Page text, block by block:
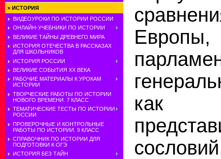
» ИСТОРИЯ
ВИДЕОУРОКИ ПО ИСТОРИИ РОССИИ
ОНЛАЙН-УЧЕБНИКИ ПО ИСТОРИИ
ВЕЛИКИЕ ТАЙНЫ ДРЕВНЕГО МИРА
ИСТОРИЯ ОТЕЧЕСТВА В РАССКАЗАХ
ДЛЯ ШКОЛЬНИКОВ
ИСТОРИЯ РОССИИ
ВЕЛИКИЕ СОБЫТИЯ ХХ ВЕКА
РАБОЧИЕ МАТЕРИАЛЫ К УРОКАМ
ИСТОРИИ
ТВОРЧЕСКИЕ РАБОТЫ ПО ИСТОРИИ
НОВОГО ВРЕМЕНИ. 7 КЛАСС
ТЕМАТИЧЕСКИЕ ТЕСТЫ ПО ИСТОРИИ
РОССИИ
ПРОВЕРОЧНЫЕ И КОНТРОЛЬНЫЕ
РАБОТЫ ПО ИСТОРИИ. 9 КЛАСС
СПРАВОЧНИК ПО ИСТОРИИ ДЛЯ
ПОДГОТОВКИ К ОГЭ
ИСТОРИЯ БЕЗ ТАЙН
Европы,
как